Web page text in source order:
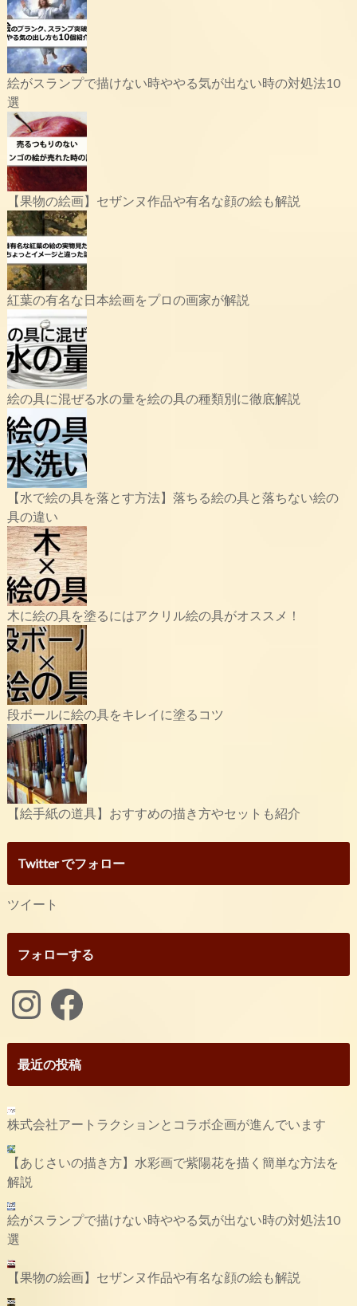
絵がスランプで描けない時ややる気が出ない時の対処法10
選
【果物の絵画】セザンヌ作品や有名な顔の絵も解説
紅葉の有名な日本絵画をプロの画家が解説
絵の具に混ぜる水の量を絵の具の種類別に徹底解説
【水で絵の具を落とす方法】落ちる絵の具と落ちない絵の
具の違い
木に絵の具を塗るにはアクリル絵の具がオススメ！
段ボールに絵の具をキレイに塗るコツ
【絵手紙の道具】おすすめの描き方やセットも紹介
Twitter でフォロー
ツイート
フォローする
InstagramFacebook
最近の投稿
株式会社アートラクションとコラボ企画が進んでいます
【あじさいの描き方】水彩画で紫陽花を描く簡単な方法を
解説
絵がスランプで描けない時ややる気が出ない時の対処法10
選
【果物の絵画】セザンヌ作品や有名な顔の絵も解説